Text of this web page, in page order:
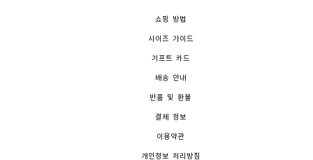
쇼핑 방법
사이즈 가이드
기프트 카드
배송 안내
반품 및 환불
결제 정보
이용약관
개인정보 처리방침